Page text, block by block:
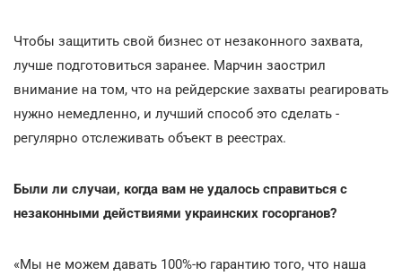
Чтобы защитить свой бизнес от незаконного захвата,
лучше подготовиться заранее. Марчин заострил
внимание на том, что на рейдерские захваты реагировать
нужно немедленно, и лучший способ это сделать -
регулярно отслеживать объект в реестрах.
Были ли случаи, когда вам не удалось справиться с
незаконными действиями украинских госорганов?
«Мы не можем давать 100%-ю гарантию того, что наша